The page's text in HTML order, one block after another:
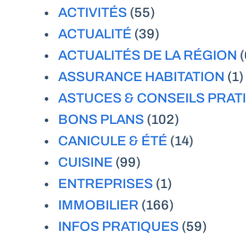
ACTIVITÉS (55)
ACTUALITÉ (39)
ACTUALITÉS DE LA RÉGION
ASSURANCE HABITATION (1)
ASTUCES & CONSEILS
BONS PLANS (102)
CANICULE & ÉTÉ (14)
CUISINE (99)
ENTREPRISES (1)
IMMOBILIER (166)
INFOS PRATIQUES (59)